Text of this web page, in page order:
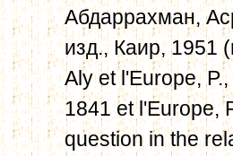
Абдаррахман,
изд., Каир, 1951
Aly et l'Europe,
1841 et l'Europe,
question in the